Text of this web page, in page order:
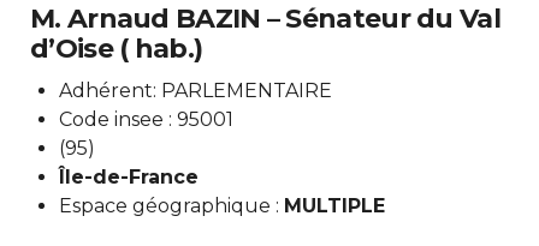
M. Arnaud BAZIN – Sénateur du Val
d’Oise ( hab.)
Adhérent: PARLEMENTAIRE
Code insee : 95001
(95)
Île-de-France
Espace géographique : MULTIPLE